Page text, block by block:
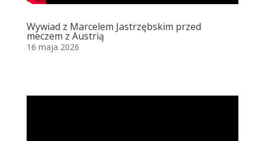
Wywiad z Marcelem Jastrzębskim przed
meczem z Austrią
16 maja 2026